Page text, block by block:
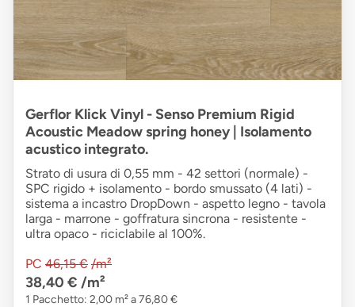
Gerflor Klick Vinyl - Senso Premium Rigid
Acoustic Meadow spring honey | Isolamento
acustico integrato.
Strato di usura di 0,55 mm - 42 settori (normale) -
SPC rigido + isolamento - bordo smussato (4 lati) -
sistema a incastro DropDown - aspetto legno - tavola
larga - marrone - goffratura sincrona - resistente -
ultra opaco - riciclabile al 100%.
PC 46,15 € /m²
38,40 € /m²
1 Pacchetto: 2,00 m² a 76,80 €